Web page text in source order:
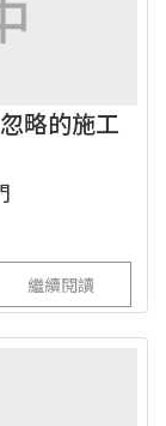
略的施工
繼續閱讀